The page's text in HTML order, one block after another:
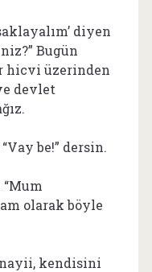
diyen
Bugün
hicvi üzerinden
devlet
be!” dersin.
“Mum
olarak böyle
kendisini